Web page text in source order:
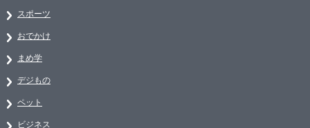
スポーツ
おでかけ
まめ学
デジもの
ペット
ビジネス